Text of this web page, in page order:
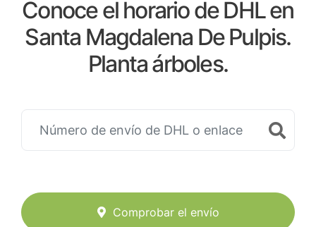
Conoce el horario de DHL en
Santa Magdalena De Pulpis.
Planta árboles.
Comprobar el envío